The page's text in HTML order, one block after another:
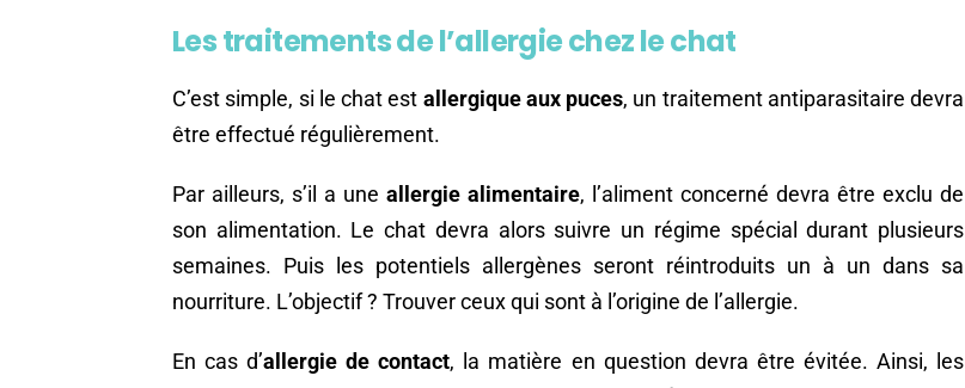
Les traitements de l’allergie chez le chat
C’est simple, si le chat est allergique aux puces, un traitement antiparasitaire devra
être effectué régulièrement.
Par ailleurs, s’il a une allergie alimentaire, l’aliment concerné devra être exclu de
son alimentation. Le chat devra alors suivre un régime spécial durant plusieurs
semaines. Puis les potentiels allergènes seront réintroduits un à un dans sa
nourriture. L’objectif ? Trouver ceux qui sont à l’origine de l’allergie.
En cas d’allergie de contact, la matière en question devra être évitée. Ainsi, les